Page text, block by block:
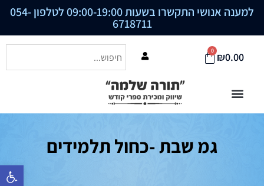
פתח סרגל
למענה אנושי התקשרו בשעות 09:00-19:00 לטלפון 054-
6718711
₪0.00
0
גמ שבת -כחול תלמידים